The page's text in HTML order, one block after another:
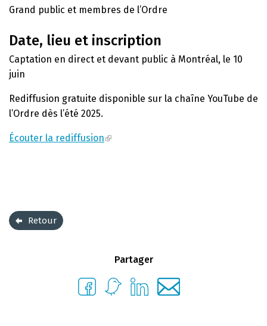
Grand public et membres de l’Ordre
Date, lieu et inscription
Captation en direct et devant public à Montréal, le 10
juin
Rediffusion gratuite disponible sur la chaîne YouTube de
l’Ordre dès l’été 2025.
Écouter la rediffusion
Retour
Partager